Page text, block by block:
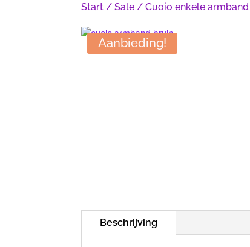
Start /Sale / Cuoio enkele
Aanbieding!
Beschrijving